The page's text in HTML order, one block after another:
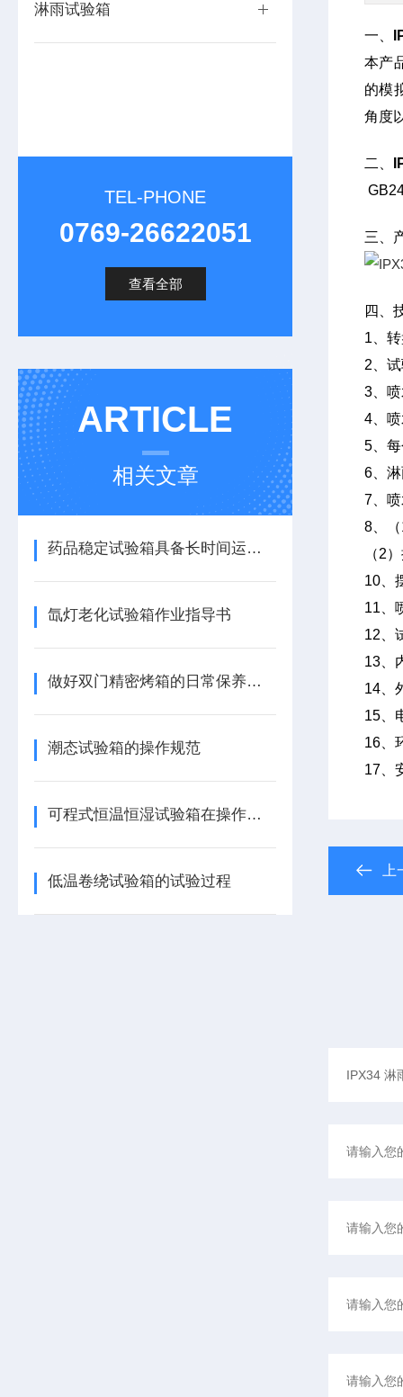
淋雨试验箱
TEL-PHONE
0769-26622051
查看全部
ARTICLE
相关文章
药品稳定试验箱具备长时间运行稳定、安全、可靠等特点
氙灯老化试验箱作业指导书
做好双门精密烤箱的日常保养很重要！
潮态试验箱的操作规范
可程式恒温恒湿试验箱在操作时需注意以下事项
低温卷绕试验箱的试验过程
一、
本产
的模
角度
二、
三、
四、
1、
2、
3、
4、
5、
6、
7、
8、
（2
10、
11、
12、
13、
14、
15、
16、
17、